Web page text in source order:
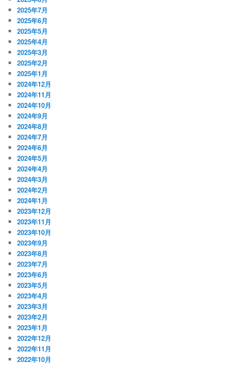
2025年7月
2025年6月
2025年5月
2025年4月
2025年3月
2025年2月
2025年1月
2024年12月
2024年11月
2024年10月
2024年9月
2024年8月
2024年7月
2024年6月
2024年5月
2024年4月
2024年3月
2024年2月
2024年1月
2023年12月
2023年11月
2023年10月
2023年9月
2023年8月
2023年7月
2023年6月
2023年5月
2023年4月
2023年3月
2023年2月
2023年1月
2022年12月
2022年11月
2022年10月